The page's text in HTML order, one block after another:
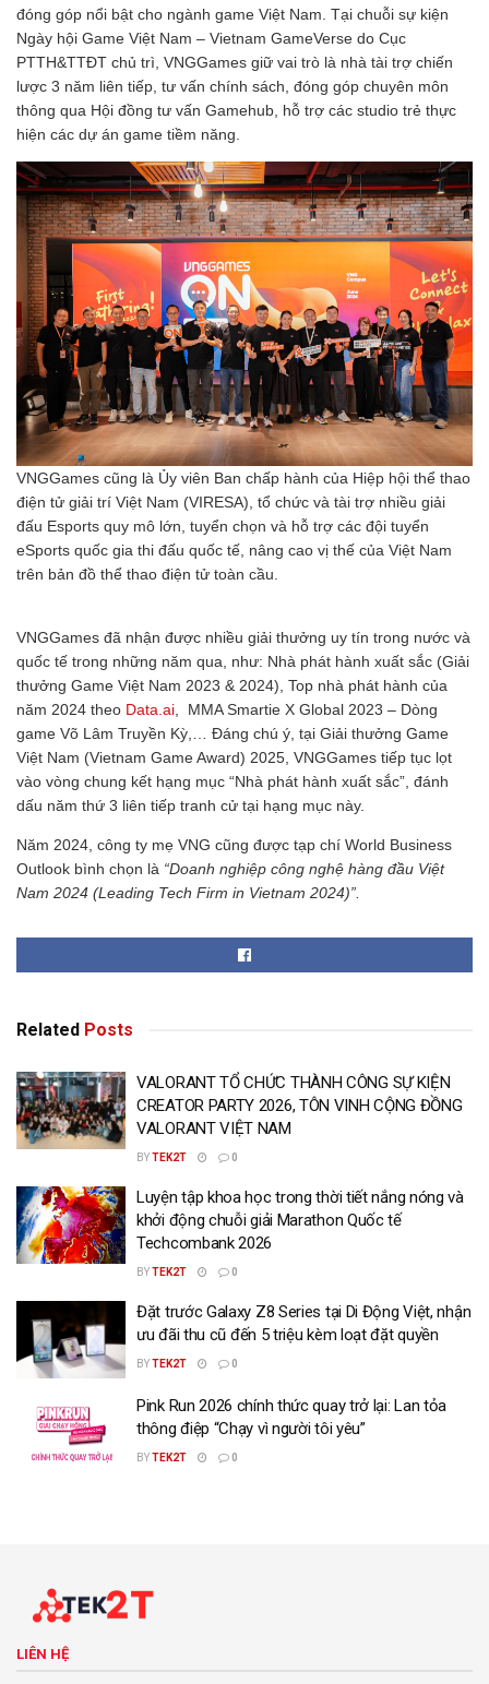
đóng góp nổi bật cho ngành game Việt Nam. Tại chuỗi sự kiện
Ngày hội Game Việt Nam – Vietnam GameVerse do Cục
PTTH&TTĐT chủ trì, VNGGames giữ vai trò là nhà tài trợ chiến
lược 3 năm liên tiếp, tư vấn chính sách, đóng góp chuyên môn
thông qua Hội đồng tư vấn Gamehub, hỗ trợ các studio trẻ thực
hiện các dự án game tiềm năng.
VNGGames cũng là Ủy viên Ban chấp hành của Hiệp hội thể thao
điện tử giải trí Việt Nam (VIRESA), tổ chức và tài trợ nhiều giải
đấu Esports quy mô lớn, tuyển chọn và hỗ trợ các đội tuyển
eSports quốc gia thi đấu quốc tế, nâng cao vị thế của Việt Nam
trên bản đồ thể thao điện tử toàn cầu.
VNGGames đã nhận được nhiều giải thưởng uy tín trong nước và
quốc tế trong những năm qua, như: Nhà phát hành xuất sắc (Giải
thưởng Game Việt Nam 2023 & 2024), Top nhà phát hành của
năm 2024 theo Data.ai , MMA Smartie X Global 2023 – Dòng
game Võ Lâm Truyền Kỳ,… Đáng chú ý, tại Giải thưởng Game
Việt Nam (Vietnam Game Award) 2025, VNGGames tiếp tục lọt
vào vòng chung kết hạng mục “Nhà phát hành xuất sắc”, đánh
dấu năm thứ 3 liên tiếp tranh cử tại hạng mục này.
Năm 2024, công ty mẹ VNG cũng được tạp chí World Business
Outlook bình chọn là “Doanh nghiệp công nghệ hàng đầu Việt
Nam 2024 (Leading Tech Firm in Vietnam 2024)”.
Related Posts
VALORANT TỔ CHỨC THÀNH CÔNG SỰ KIỆN
CREATOR PARTY 2026, TÔN VINH CỘNG ĐỒNG
VALORANT VIỆT NAM
BYTEK2T 0
Luyện tập khoa học trong thời tiết nắng nóng và
khởi động chuỗi giải Marathon Quốc tế
Techcombank 2026
BYTEK2T 0
Đặt trước Galaxy Z8 Series tại Di Động Việt, nhận
ưu đãi thu cũ đến 5 triệu kèm loạt đặt quyền
BYTEK2T 0
Pink Run 2026 chính thức quay trở lại: Lan tỏa
thông điệp “Chạy vì người tôi yêu”
BYTEK2T 0
LIÊN HỆ